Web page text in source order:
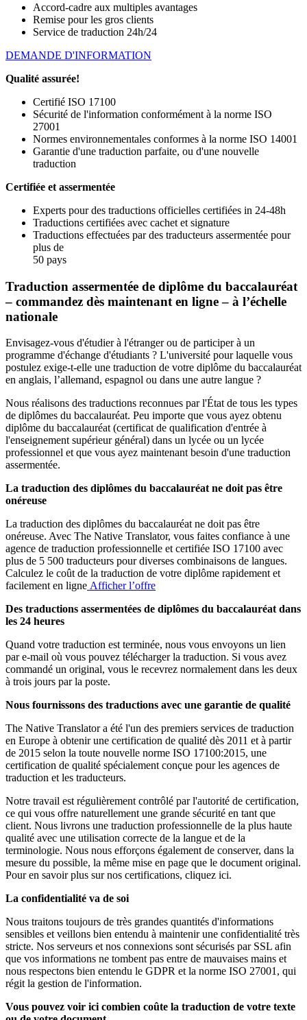
Accord-cadre aux multiples avantages
Remise pour les gros clients
Service de traduction 24h/24
DEMANDE D'INFORMATION
Qualité assurée!
Certifié ISO 17100
Sécurité de l'information conformément à la norme ISO
27001
Normes environnementales conformes à la norme ISO 14001
Garantie d'une traduction parfaite, ou d'une nouvelle
traduction
Certifiée et assermentée
Experts pour des traductions officielles certifiées in 24-48h
Traductions certifiées avec cachet et signature
Traductions effectuées par des traducteurs assermentée pour
plus de
50 pays
Traduction assermentée de diplôme du baccalauréat
– commandez dès maintenant en ligne – à l’échelle
nationale
Envisagez-vous d'étudier à l'étranger ou de participer à un
programme d'échange d'étudiants ? L'université pour laquelle vous
postulez exige-t-elle une traduction de votre diplôme du baccalauréat
en anglais, l’allemand, espagnol ou dans une autre langue ?
Nous réalisons des traductions reconnues par l'État de tous les types
de diplômes du baccalauréat. Peu importe que vous ayez obtenu
diplôme du baccalauréat (certificat de qualification d'entrée à
l'enseignement supérieur général) dans un lycée ou un lycée
professionnel et que vous ayez maintenant besoin d'une traduction
assermentée.
La traduction des diplômes du baccalauréat ne doit pas être
onéreuse
La traduction des diplômes du baccalauréat ne doit pas être
onéreuse. Avec The Native Translator, vous faites confiance à une
agence de traduction professionnelle et certifiée ISO 17100 avec
plus de 5 500 traducteurs pour diverses combinaisons de langues.
Calculez le coût de la traduction de votre diplôme rapidement et
facilement en ligne Afficher l’offre
Des traductions assermentées de diplômes du baccalauréat dans
les 24 heures
Quand votre traduction est terminée, nous vous envoyons un lien
par e-mail où vous pouvez télécharger la traduction. Si vous avez
commandé un original, vous le recevrez normalement dans les deux
à trois jours par la poste.
Nous fournissons des traductions avec une garantie de qualité
The Native Translator a été l'un des premiers services de traduction
en Europe à obtenir une certification de qualité dès 2011 et à partir
de 2015 selon la toute nouvelle norme ISO 17100:2015, une
certification de qualité spécialement conçue pour les agences de
traduction et les traducteurs.
Notre travail est régulièrement contrôlé par l'autorité de certification,
ce qui vous offre naturellement une grande sécurité en tant que
client. Nous livrons une traduction professionnelle de la plus haute
qualité avec une utilisation correcte de la langue et de la
terminologie. Nous nous efforçons également de conserver, dans la
mesure du possible, la même mise en page que le document original.
Pour en savoir plus sur nos certifications, cliquez ici.
La confidentialité va de soi
Nous traitons toujours de très grandes quantités d'informations
sensibles et veillons bien entendu à maintenir une confidentialité très
stricte. Nos serveurs et nos connexions sont sécurisés par SSL afin
que vos informations ne tombent pas entre de mauvaises mains et
nous respectons bien entendu le GDPR et la norme ISO 27001, qui
régit la gestion de l'information.
Vous pouvez voir ici combien coûte la traduction de votre texte